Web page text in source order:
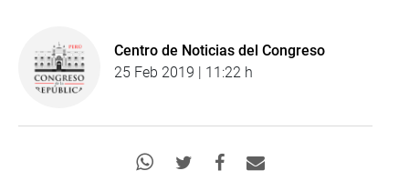
Centro de Noticias del Congreso
25 Feb 2019 | 11:22 h